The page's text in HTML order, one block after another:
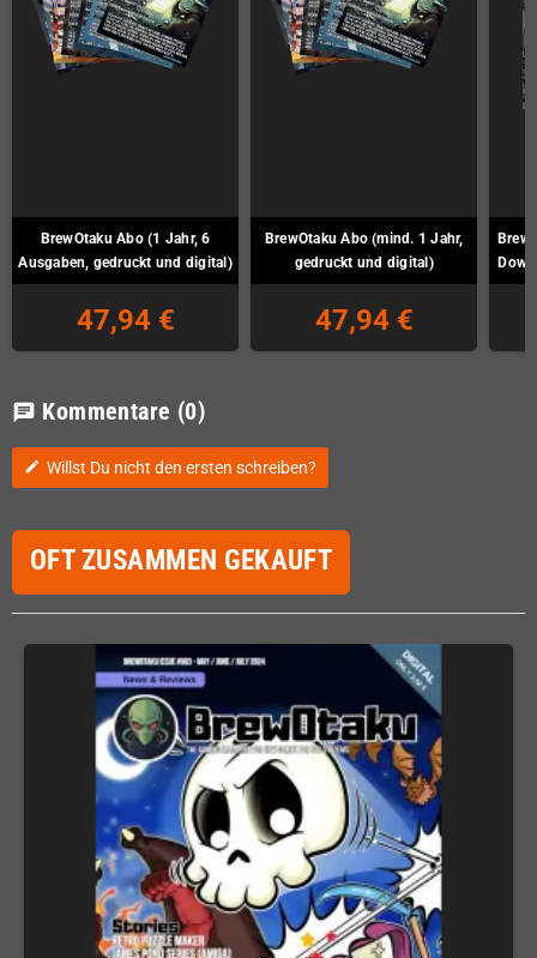
BrewOtaku Abo (1 Jahr, 6
Ausgaben, gedruckt und digital)
47,94 €
BrewOtaku Abo (mind. 1 Jahr,
gedruckt und digital)
47,94 €
chat Kommentare (0)
edit Willst Du nicht den ersten schreiben?
OFT ZUSAMMEN GEKAUFT